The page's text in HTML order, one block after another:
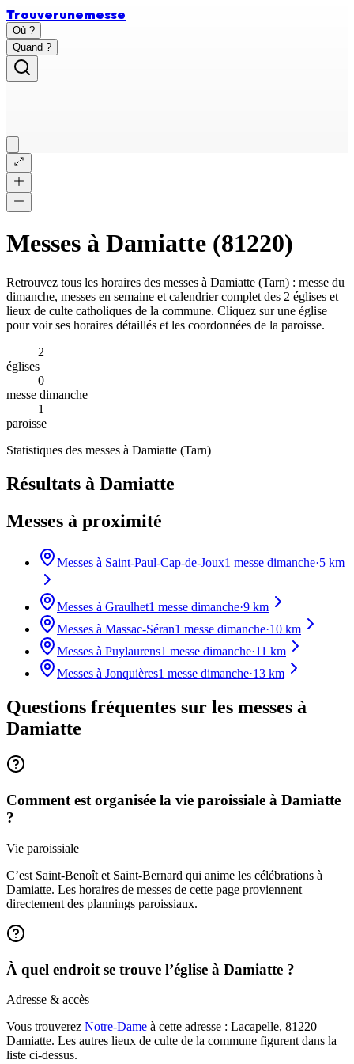
Trouverunemesse
Où ?
Quand ?
Messes à Damiatte (81220)
Retrouvez tous les horaires des messes à Damiatte (Tarn) : messe du
dimanche, messes en semaine et calendrier complet des 2 églises et
lieux de culte catholiques de la commune. Cliquez sur une église
pour voir ses horaires détaillés et les coordonnées de la paroisse.
2
églises
0
messe dimanche
1
paroisse
Statistiques des messes à Damiatte (Tarn)
Résultats à Damiatte
Messes à proximité
Messes à Saint-Paul-Cap-de-Joux1 messe dimanche·5 km
Messes à Graulhet1 messe dimanche·9 km
Messes à Massac-Séran1 messe dimanche·10 km
Messes à Puylaurens1 messe dimanche·11 km
Messes à Jonquières1 messe dimanche·13 km
Questions fréquentes sur les messes à
Damiatte
Comment est organisée la vie paroissiale à Damiatte
?
Vie paroissiale
C’est Saint-Benoît et Saint-Bernard qui anime les célébrations à
Damiatte. Les horaires de messes de cette page proviennent
directement des plannings paroissiaux.
À quel endroit se trouve l’église à Damiatte ?
Adresse & accès
Vous trouverez Notre-Dame à cette adresse : Lacapelle, 81220
Damiatte. Les autres lieux de culte de la commune figurent dans la
liste ci-dessus.